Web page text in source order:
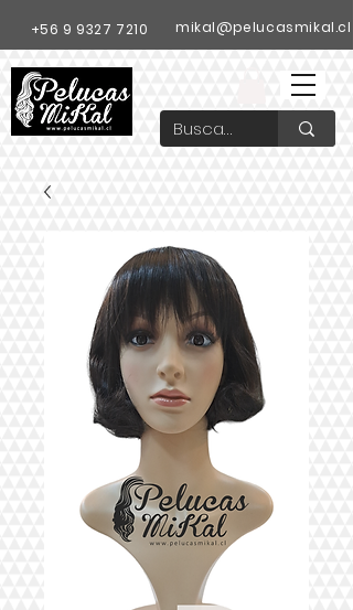
+56 9 9327 7210 mikal@pelucasmikal.cl